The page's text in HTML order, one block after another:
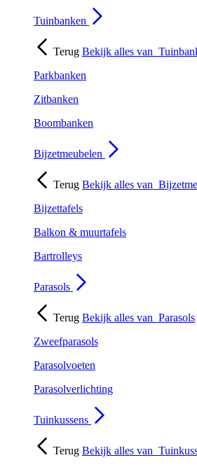
Tuinbanken
Terug Bekijk alles van
Parkbanken
Zitbanken
Boombanken
Bijzetmeubelen
Terug Bekijk alles van
Bijzettafels
Balkon & muurtafels
Bartrolleys
Parasols
Terug Bekijk alles van Parasols
Zweefparasols
Parasolvoeten
Parasolverlichting
Tuinkussens
Terug Bekijk alles van